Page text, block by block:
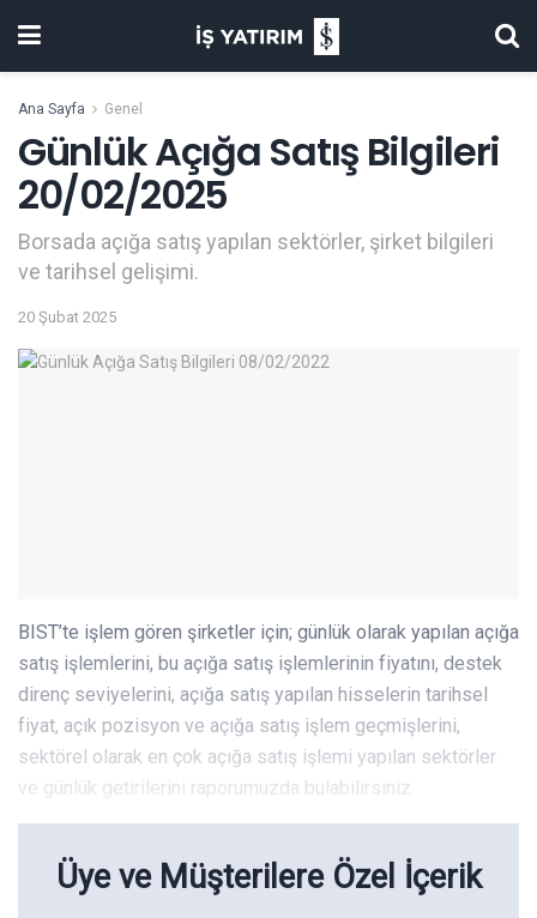
Ana Sayfa Genel
Günlük Açığa Satış Bilgileri
20/02/2025
Borsada açığa satış yapılan sektörler, şirket bilgileri
ve tarihsel gelişimi.
20 Şubat 2025
BIST’te işlem gören şirketler için; günlük olarak yapılan açığa
satış işlemlerini, bu açığa satış işlemlerinin fiyatını, destek
direnç seviyelerini, açığa satış yapılan hisselerin tarihsel
fiyat, açık pozisyon ve açığa satış işlem geçmişlerini,
sektörel olarak en çok açığa satış işlemi yapılan sektörler
ve günlük getirilerini raporumuzda bulabilirsiniz.
Üye ve Müşterilere Özel İçerik